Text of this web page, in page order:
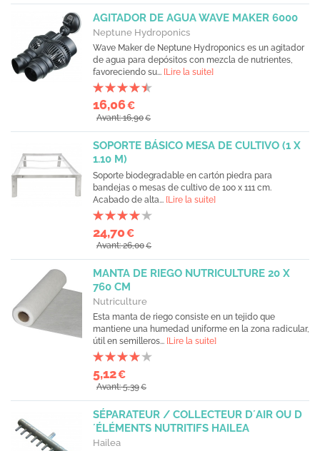
AGITADOR DE AGUA WAVE MAKER 6000
Neptune Hydroponics
Wave Maker de Neptune Hydroponics es un agitador
de agua para depósitos con mezcla de nutrientes,
favoreciendo su... [Lire la suite]
16,06€
Avant: 16,90€
SOPORTE BÁSICO MESA DE CULTIVO (1 X
1.10 M)
Soporte biodegradable en cartón piedra para
bandejas o mesas de cultivo de 100 x 111 cm.
Acabado de alta... [Lire la suite]
24,70€
Avant: 26,00€
MANTA DE RIEGO NUTRICULTURE 20 X
760 CM
Nutriculture
Esta manta de riego consiste en un tejido que
mantiene una humedad uniforme en la zona radicular,
útil en semilleros... [Lire la suite]
5,12€
Avant: 5,39€
SÉPARATEUR / COLLECTEUR D´AIR OU D
´ÉLÉMENTS NUTRITIFS HAILEA
Hailea